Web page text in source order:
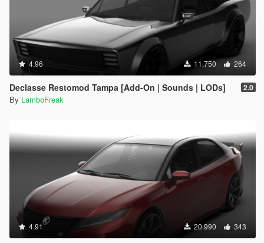
4.96 11.750 264
Declasse Restomod Tampa [Add-On | Sounds | LODs] 2.0
By LamboFreak
4.91 20.990 343